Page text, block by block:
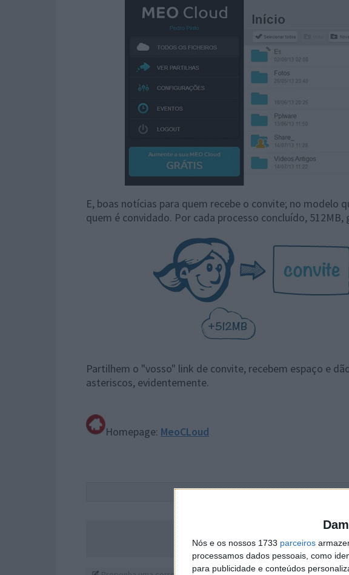
Nós e os nossos 1733 parceiros
processamos dados pessoais, como
para publicidade e conteúdos
E, boas notícias para quem recebe o convite; no modelo
quem é convidado. Por cada processo concluído, 512MB,
Partilhem o "vosso" link de convite, recebem espaço e
asteriscos, evidentemente.
Homepage: MeoCLoud
Este artigo tem mais
Acompanhe o Pplware no